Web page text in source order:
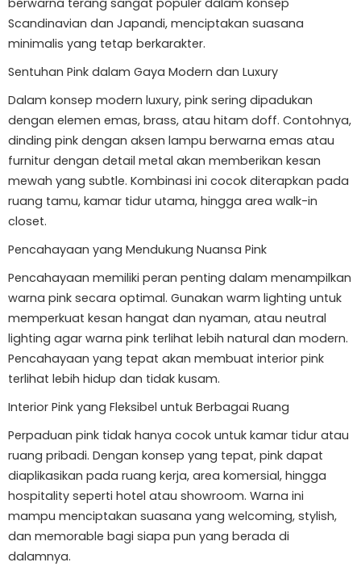
berwarna terang sangat populer dalam konsep
Scandinavian dan Japandi, menciptakan suasana
minimalis yang tetap berkarakter.
Sentuhan Pink dalam Gaya Modern dan Luxury
Dalam konsep modern luxury, pink sering dipadukan
dengan elemen emas, brass, atau hitam doff. Contohnya,
dinding pink dengan aksen lampu berwarna emas atau
furnitur dengan detail metal akan memberikan kesan
mewah yang subtle. Kombinasi ini cocok diterapkan pada
ruang tamu, kamar tidur utama, hingga area walk-in
closet.
Pencahayaan yang Mendukung Nuansa Pink
Pencahayaan memiliki peran penting dalam menampilkan
warna pink secara optimal. Gunakan warm lighting untuk
memperkuat kesan hangat dan nyaman, atau neutral
lighting agar warna pink terlihat lebih natural dan modern.
Pencahayaan yang tepat akan membuat interior pink
terlihat lebih hidup dan tidak kusam.
Interior Pink yang Fleksibel untuk Berbagai Ruang
Perpaduan pink tidak hanya cocok untuk kamar tidur atau
ruang pribadi. Dengan konsep yang tepat, pink dapat
diaplikasikan pada ruang kerja, area komersial, hingga
hospitality seperti hotel atau showroom. Warna ini
mampu menciptakan suasana yang welcoming, stylish,
dan memorable bagi siapa pun yang berada di
dalamnya.